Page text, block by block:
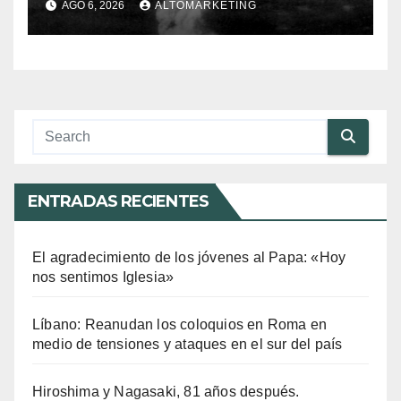
Paz”
AGO 6, 2026 ALTOMARKETING
ENTRADAS RECIENTES
El agradecimiento de los jóvenes al Papa: «Hoy
nos sentimos Iglesia»
Líbano: Reanudan los coloquios en Roma en
medio de tensiones y ataques en el sur del país
Hiroshima y Nagasaki, 81 años después.